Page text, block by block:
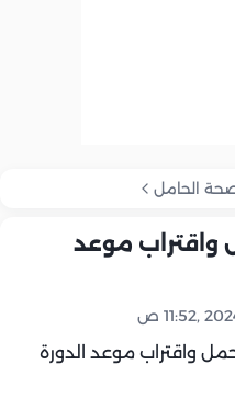
الحامل
واقتراب موعد